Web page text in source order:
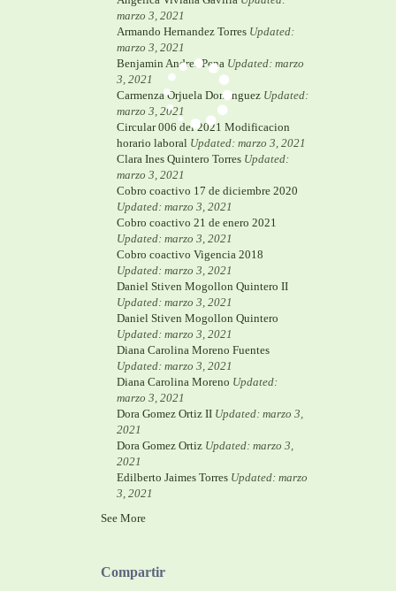
marzo 3, 2021
Armando Hernandez Torres Updated:
marzo 3, 2021
Benjamin Andres Pena Updated: marzo
3, 2021
Carmenza Orjuela Dominguez Updated:
marzo 3, 2021
Circular 006 del 2021 Modificacion
horario laboral Updated: marzo 3, 2021
Clara Ines Quintero Torres Updated:
marzo 3, 2021
Cobro coactivo 17 de diciembre 2020
Updated: marzo 3, 2021
Cobro coactivo 21 de enero 2021
Updated: marzo 3, 2021
Cobro coactivo Vigencia 2018
Updated: marzo 3, 2021
Daniel Stiven Mogollon Quintero II
Updated: marzo 3, 2021
Daniel Stiven Mogollon Quintero
Updated: marzo 3, 2021
Diana Carolina Moreno Fuentes
Updated: marzo 3, 2021
Diana Carolina Moreno Updated:
marzo 3, 2021
Dora Gomez Ortiz II Updated: marzo 3,
2021
Dora Gomez Ortiz Updated: marzo 3,
2021
Edilberto Jaimes Torres Updated: marzo
3, 2021
See More
Compartir